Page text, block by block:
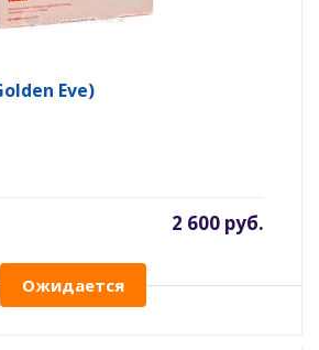
Eve)
2 600 руб.
Ожидается